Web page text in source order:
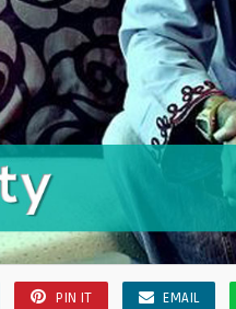
PIN IT EMAIL